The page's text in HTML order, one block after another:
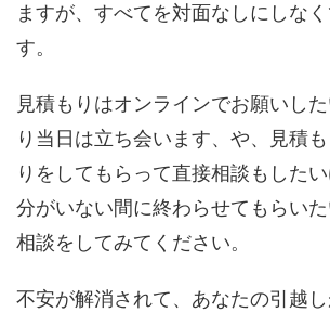
ますが、すべてを対面なしにしな
す。
見積もりはオンラインでお願いし
り当日は立ち会います、や、見積
りをしてもらって直接相談もした
分がいない間に終わらせてもらい
相談をしてみてください。
不安が解消されて、あなたの引越